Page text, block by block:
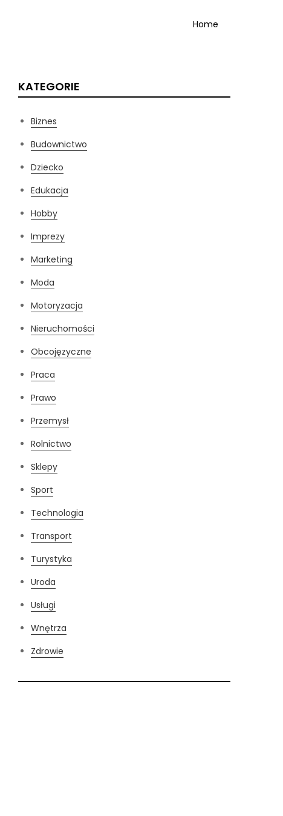
Home
KATEGORIE
Biznes
Budownictwo
Dziecko
Edukacja
Hobby
Imprezy
Marketing
Moda
Motoryzacja
Nieruchomości
Obcojęzyczne
Praca
Prawo
Przemysł
Rolnictwo
Sklepy
Sport
Technologia
Transport
Turystyka
Uroda
Usługi
Wnętrza
Zdrowie